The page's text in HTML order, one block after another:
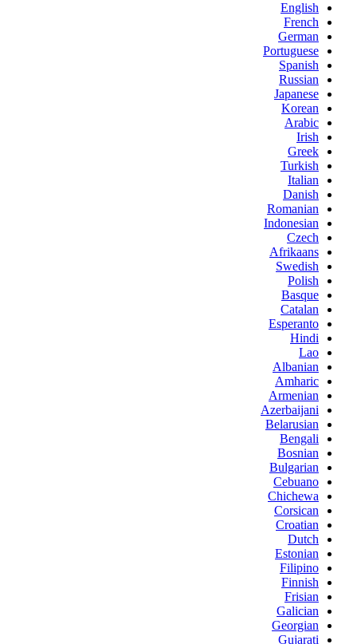
English
French
German
Portuguese
Spanish
Russian
Japanese
Korean
Arabic
Irish
Greek
Turkish
Italian
Danish
Romanian
Indonesian
Czech
Afrikaans
Swedish
Polish
Basque
Catalan
Esperanto
Hindi
Lao
Albanian
Amharic
Armenian
Azerbaijani
Belarusian
Bengali
Bosnian
Bulgarian
Cebuano
Chichewa
Corsican
Croatian
Dutch
Estonian
Filipino
Finnish
Frisian
Galician
Georgian
Gujarati